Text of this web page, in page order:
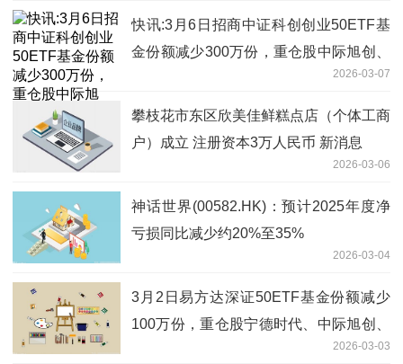
快讯:3月6日招商中证科创创业50ETF基
金份额减少300万份，重仓股中际旭创、
2026-03-07
攀枝花市东区欣美佳鲜糕点店（个体工商
户）成立 注册资本3万人民币 新消息
2026-03-06
神话世界(00582.HK)：预计2025年度净
亏损同比减少约20%至35%
2026-03-04
3月2日易方达深证50ETF基金份额减少
100万份，重仓股宁德时代、中际旭创、
2026-03-03